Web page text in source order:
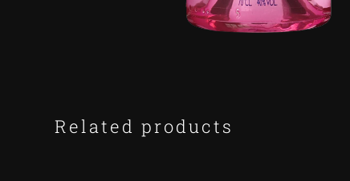
Related products